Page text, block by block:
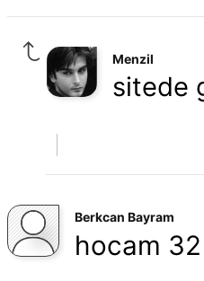
Menzil
sitede
Berkcan Bayram
hocam